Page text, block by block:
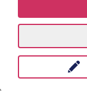
Thailand
Vietnam